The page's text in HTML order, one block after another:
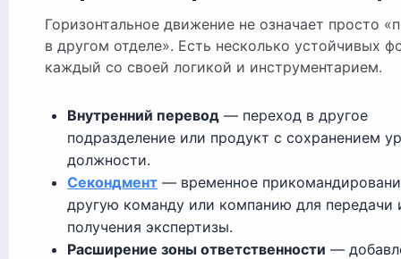
Горизонтальное движение не означает просто
в другом отделе». Есть несколько устойчивых
каждый со своей логикой и инструментарием.
Внутренний перевод — переход в другое
подразделение или продукт с сохранением
должности.
Секондмент — временное
другую команду или компанию для передачи
получения экспертизы.
Расширение зоны ответственности —